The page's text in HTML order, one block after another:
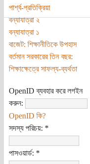
পার্শ্ব-প্রতিক্রিয়া
বন্যাযাত্রা ২
বন্যাযাত্রা ১
বাজেট: শিক্ষানীতিকে উপহাস
বর্তমান সরকারের তিন বছর:
শিক্ষাক্ষেত্রে সাফল্য-ব্যর্থতা
OpenID ব্যবহার করে লগইন
করুন:
OpenID কি?
সদস্য পরিচয়: *
পাসওয়ার্ড: *